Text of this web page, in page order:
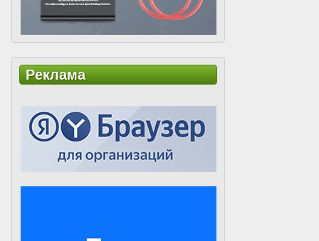
Реклама